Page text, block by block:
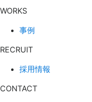
WORKS
事例
RECRUIT
採用情報
CONTACT